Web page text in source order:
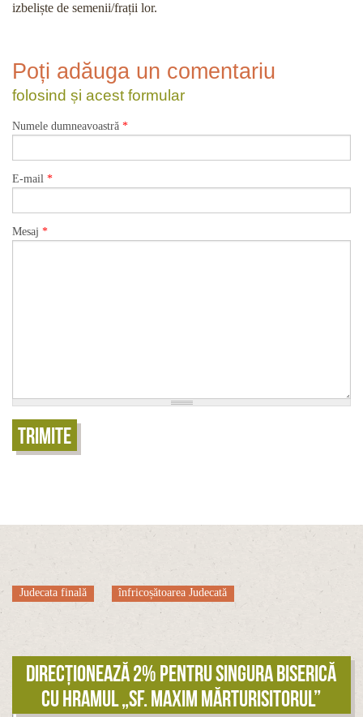
izbeliște de semenii/frații lor.
Poți adăuga un comentariu
folosind și acest formular
Numele dumneavoastră *
E-mail *
Mesaj *
Trimite
Judecata finală înfricoșătoarea Judecată
Direcționează 2% pentru singura biserică
cu hramul „Sf. Maxim Mărturisitorul”